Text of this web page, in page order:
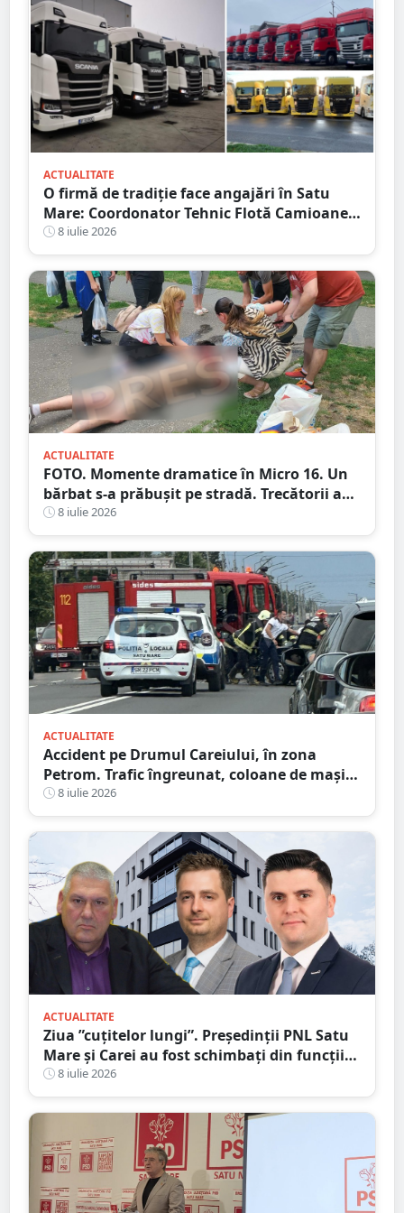
ACTUALITATE
O firmă de tradiție face angajări în Satu
Mare: Coordonator Tehnic Flotă Camioane,
Dispecer Transport Marfă Internațional,
Contabil cu Experiență
8 iulie 2026
ACTUALITATE
FOTO. Momente dramatice în Micro 16. Un
bărbat s-a prăbușit pe stradă. Trecătorii au
intervenit imediat și i-au salvat viața
8 iulie 2026
ACTUALITATE
Accident pe Drumul Careiului, în zona
Petrom. Trafic îngreunat, coloane de mașini
spre Auchan
8 iulie 2026
ACTUALITATE
Ziua ”cuțitelor lungi”. Președinții PNL Satu
Mare și Carei au fost schimbați din funcții
pentru ”abateri, trădări și dezinteres”
8 iulie 2026